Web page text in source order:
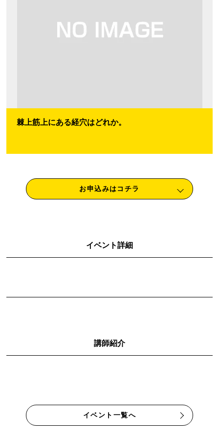
棘上筋上にある経穴はどれか。
お申込みはコチラ
イベント詳細
講師紹介
イベント一覧へ